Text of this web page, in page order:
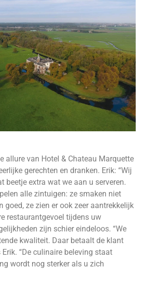
allure van Hotel & Chateau Marquette
gerechten en dranken. Erik: “Wij
beetje extra wat we aan u serveren.
alle zintuigen: ze smaken niet
goed, ze zien er ook zeer aantrekkelijk
restaurantgevoel tijdens uw
zijn schier eindeloos. “We
kwaliteit. Daar betaalt de klant
“De culinaire beleving staat
wordt nog sterker als u zich